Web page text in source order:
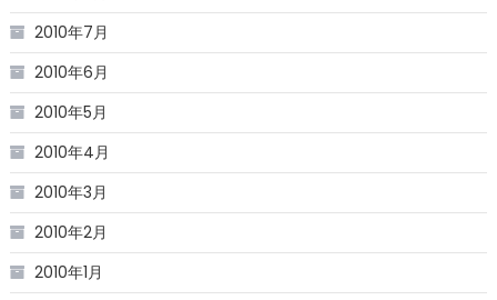
2010年7月
2010年6月
2010年5月
2010年4月
2010年3月
2010年2月
2010年1月